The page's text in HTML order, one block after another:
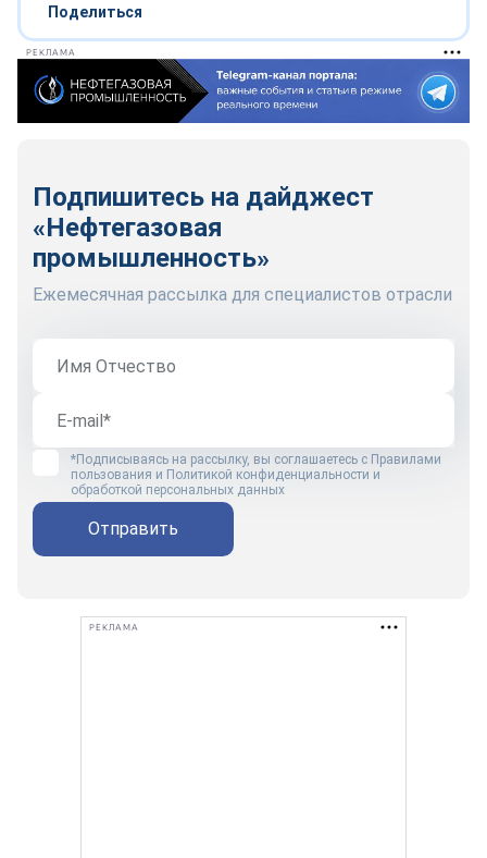
Поделиться
РЕКЛАМА
Подпишитесь на дайджест
«Нефтегазовая
промышленность»
Ежемесячная рассылка для специалистов отрасли
*Подписываясь на рассылку, вы соглашаетесь с Правилами
пользования и Политикой конфиденциальности и
обработкой персональных данных
Отправить
РЕКЛАМА